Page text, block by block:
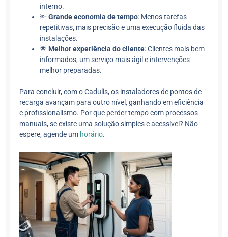
interno.
🔦Grande economia de tempo: Menos tarefas
repetitivas, mais precisão e uma execução fluida das
instalações.
🌟 Melhor experiência do cliente: Clientes mais bem
informados, um serviço mais ágil e intervenções
melhor preparadas.
Para concluir, com o Cadulis, os instaladores de pontos de
recarga avançam para outro nível, ganhando em eficiência
e profissionalismo. Por que perder tempo com processos
manuais, se existe uma solução simples e acessível? Não
espere, agende um horário.